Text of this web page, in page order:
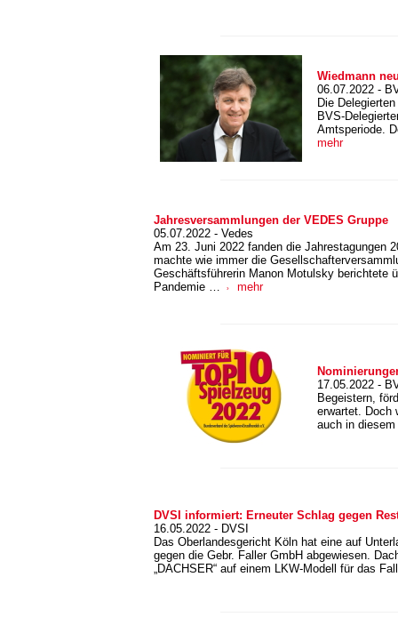
Wiedmann
06.07.2022 -
Die
BVS-
Amtsperiode.
mehr
Jahresversammlungen der VEDES Gruppe
05.07.2022 - Vedes
Am 23. Juni 2022 fanden die Jahrestagungen
machte wie immer die
Geschäftsführerin Manon Motulsky berichtete
Pandemie …
mehr
17.05.2022 -
Begeistern,
erwartet. Doch
auch in
DVSI informiert: Erneuter Schlag gegen
16.05.2022 - DVSI
Das Oberlandesgericht Köln hat eine auf
gegen die Gebr. Faller GmbH abgewiesen.
„DACHSER“ auf einem LKW-Modell für das